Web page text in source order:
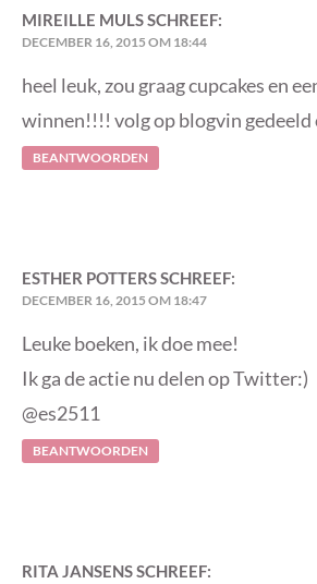
MIREILLE MULSSCHREEF:
DECEMBER 16, 2015 OM 18:44
heel leuk, zou graag cupcakes en
winnen!!!! volg op blogvin gedeeld
BEANTWOORDEN
ESTHER POTTERSSCHREEF:
DECEMBER 16, 2015 OM 18:47
Leuke boeken, ik doe mee!
Ik ga de actie nu delen op Twitter:)
@es2511
BEANTWOORDEN
RITA JANSENSSCHREEF: